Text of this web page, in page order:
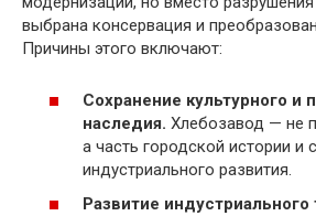
выбрана консервация и
Причины этого включают:
Сохранение культурного и
наследия. Хлебозавод — не
а часть городской истории и
индустриального развития.
Развитие индустриального